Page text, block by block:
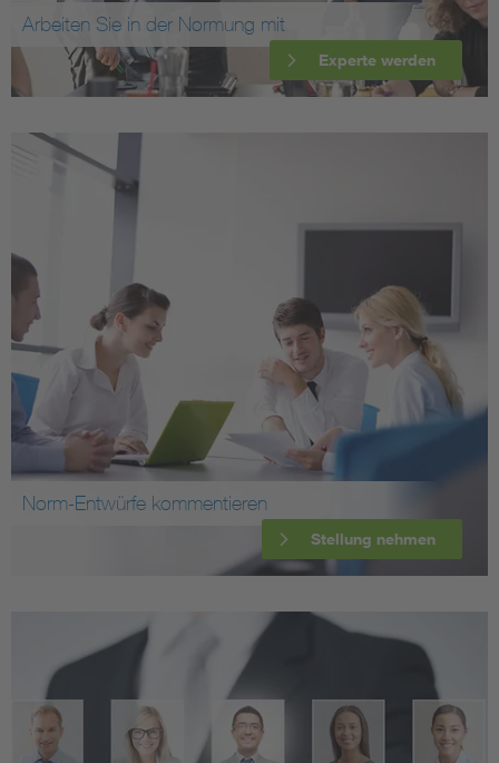
Arbeiten Sie in der Normung mit
Experte werden
Norm-Entwürfe kommentieren
Stellung nehmen